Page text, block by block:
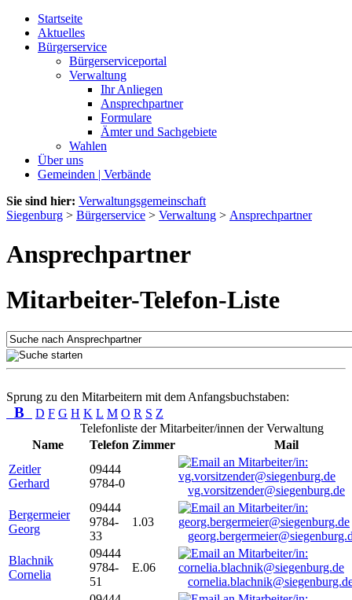
Startseite
Aktuelles
Bürgerservice
Bürgerserviceportal
Verwaltung
Ihr Anliegen
Ansprechpartner
Formulare
Ämter und Sachgebiete
Wahlen
Über uns
Gemeinden | Verbände
Sie sind hier: Verwaltungsgemeinschaft
Siegenburg > Bürgerservice > Verwaltung > Ansprechpartner
Ansprechpartner
Mitarbeiter-Telefon-Liste
Sprung zu den Mitarbeitern mit dem Anfangsbuchstaben:
B D F G H K L M O R S Z
Telefonliste der Mitarbeiter/innen der Verwaltung
Name
Telefon Zimmer
Mail
Zeitler
Gerhard
09444
9784-0
vg.vorsitzender@siegenburg.de
Bergermeier
Georg
09444
9784-
33
1.03
Blachnik
Cornelia
09444
9784-
51
E.06